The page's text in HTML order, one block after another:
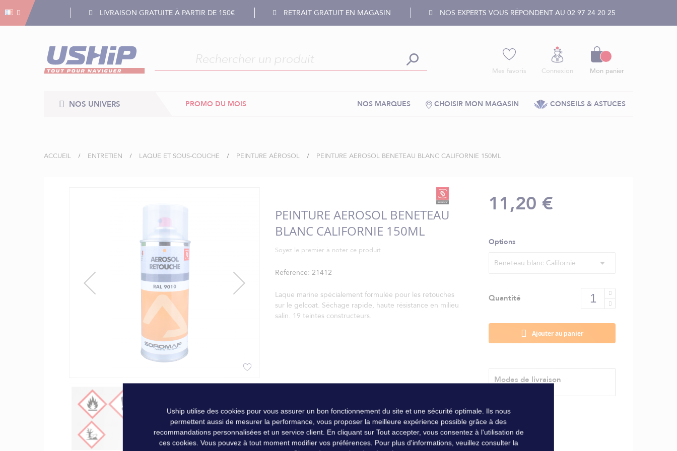
LIVRAISON GRATUITE À PARTIR DE 150€ RETRAIT GRATUIT EN MAGASIN NOS EXPERTS VOUS RÉPONDENT AU 02 97 24 20 25
Mes favoris Connexion Mon panier
NOS UNIVERS PROMO DU MOIS CONSEILS & ASTUCES
CHOISIR MON MAGASIN
NOS MARQUES
ACCUEIL ENTRETIEN LAQUE ET SOUS-COUCHE PEINTURE AÉROSOL PEINTURE AEROSOL BENETEAU BLANC CALIFORNIE 150ML
PEINTURE AEROSOL BENETEAU
BLANC CALIFORNIE 150ML
Soyez le premier à noter ce produit
Référence 21412
Laque marine spécialement formulée pour les retouches
sur le gelcoat. Séchage rapide, haute résistance en milieu
salin. 19 teintes constructeurs.
11,20 €
Options
Beneteau blanc Californie
Quantité
Ajouter au panier
Modes de livraison
Gestion des cookies
Uship utilise des cookies pour vous assurer un bon fonctionnement du site et une sécurité optimale. Ils nous
permettent aussi de mesurer la performance, vous proposer la meilleure expérience possible grâce à des
recommandations personnalisées et un service client. En cliquant sur Tout accepter, vous consentez à l'utilisation de
ces cookies. Vous pouvez à tout moment modifier vos préférences. Pour plus d'informations, veuillez consulter la
Gestion des cookies